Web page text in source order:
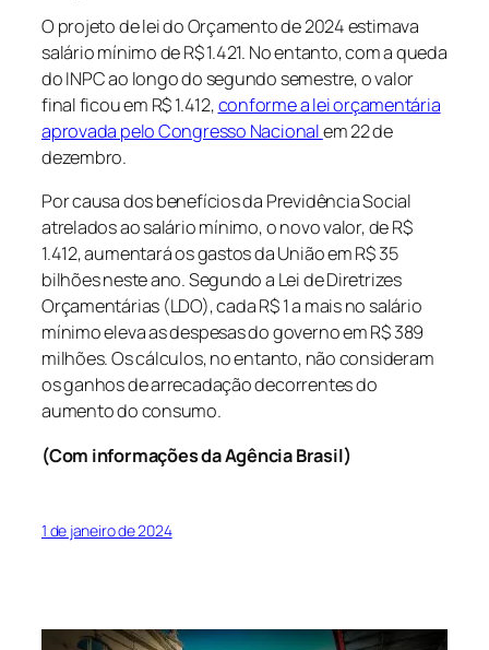
O projeto de lei do Orçamento de 2024 estimava
salário mínimo de R$ 1.421. No entanto, com a queda
do INPC ao longo do segundo semestre, o valor
final ficou em R$ 1.412,conforme a lei orçamentária
aprovada pelo Congresso Nacionalem 22 de
dezembro.
Por causa dos benefícios da Previdência Social
atrelados ao salário mínimo, o novo valor, de R$
1.412, aumentará os gastos da União em R$ 35
bilhões neste ano. Segundo a Lei de Diretrizes
Orçamentárias (LDO), cada R$ 1 a mais no salário
mínimo eleva as despesas do governo em R$ 389
milhões. Os cálculos, no entanto, não consideram
os ganhos de arrecadação decorrentes do
aumento do consumo.
(Com informações da Agência Brasil)
1 de janeiro de 2024